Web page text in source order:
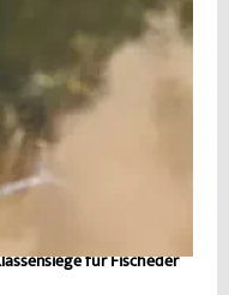
für Fischeder